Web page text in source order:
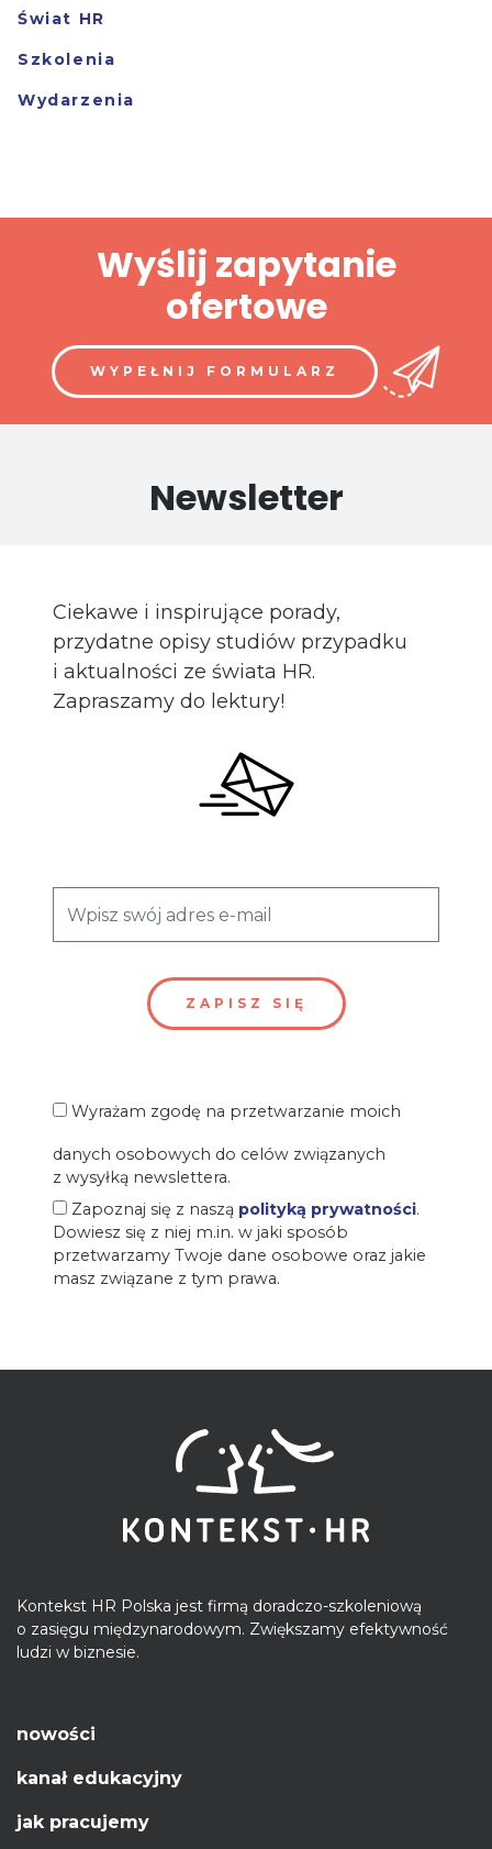
Świat HR
Szkolenia
Wydarzenia
Wyślij zapytanie
ofertowe
WYPEŁNIJ FORMULARZ
Newsletter
Ciekawe i inspirujące porady,
przydatne opisy studiów przypadku
i aktualności ze świata HR.
Zapraszamy do lektury!
Wyrażam zgodę na przetwarzanie moich
danych osobowych do celów związanych
z wysyłką newslettera.
Zapoznaj się z naszą polityką prywatności.
Dowiesz się z niej m.in. w jaki sposób
przetwarzamy Twoje dane osobowe oraz jakie
masz związane z tym prawa.
Kontekst HR Polska jest firmą doradczo-szkoleniową
o zasięgu międzynarodowym. Zwiększamy efektywność
ludzi w biznesie.
nowości
kanał edukacyjny
jak pracujemy